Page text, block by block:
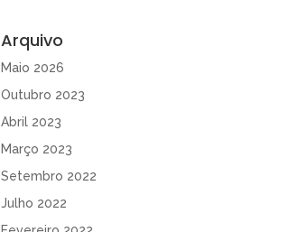
Arquivo
Maio 2026
Outubro 2023
Abril 2023
Março 2023
Setembro 2022
Julho 2022